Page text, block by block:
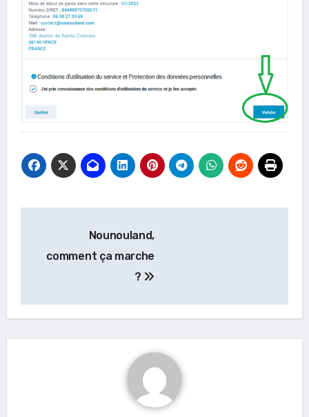
Nounouland,
comment ça marche
?